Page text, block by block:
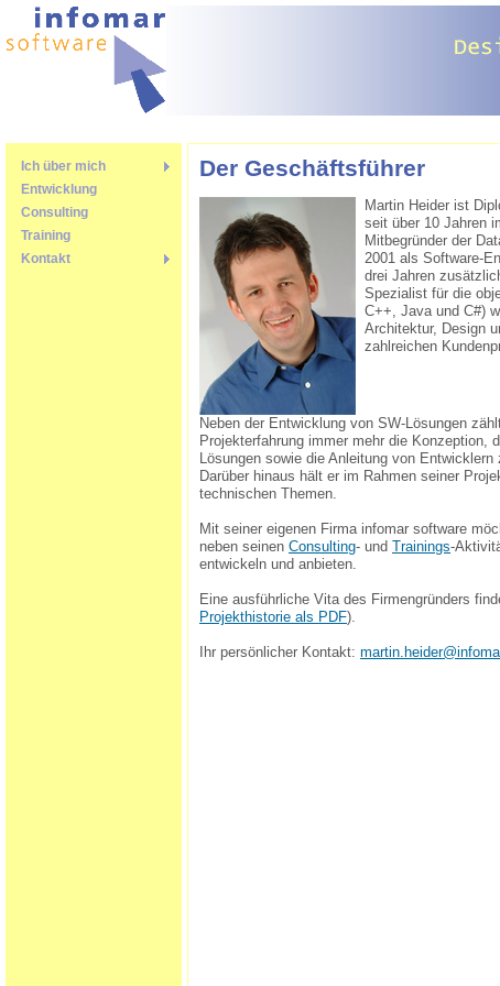
JavaScript ist nicht
verfügbar. Bitte
benutzen Sie daher die
Sitemapzur Navigation.
Der Geschäftsführer
Martin Heider ist
seit über 10 Jahren
Mitbegründer der
2001 als Software-
drei Jahren
Spezialist für die
C++, Java und C#)
Architektur, Design
zahlreichen
Neben der Entwicklung von SW-Lösungen
Projekterfahrung immer mehr die Konzeption,
Lösungen sowie die Anleitung von
Darüber hinaus hält er im Rahmen seiner
technischen Themen.
Mit seiner eigenen Firma infomar software
neben seinen Consulting- und Trainings-
entwickeln und anbieten.
Eine ausführliche Vita des Firmengründers
Projekthistorie als PDF).
Ihr persönlicher Kontakt:
Ich über mich
Entwicklung
Consulting
Training
Kontakt